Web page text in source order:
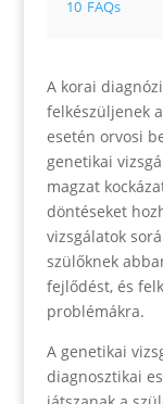
10 FAQs
A korai
felkészüljenek
esetén orvosi
genetikai
magzat
döntéseket
vizsgálatok
szülőknek
fejlődést, és
problémákra.
A genetikai
diagnosztikai